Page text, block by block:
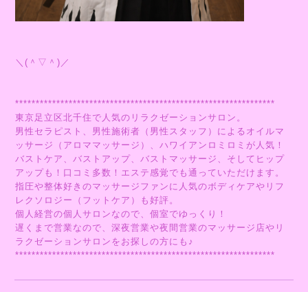
＼(＾▽＾)／
***************************************************************
東京足立区北千住で人気のリラクゼーションサロン。
男性セラピスト、男性施術者（男性スタッフ）によるオイルマ
ッサージ（アロママッサージ）、ハワイアンロミロミが人気！
バストケア、バストアップ、バストマッサージ、そしてヒップ
アップも！口コミ多数！エステ感覚でも通っていただけます。
指圧や整体好きのマッサージファンに人気のボディケアやリフ
レクソロジー（フットケア）も好評。
個人経営の個人サロンなので、個室でゆっくり！
遅くまで営業なので、深夜営業や夜間営業のマッサージ店やリ
ラクゼーションサロンをお探しの方にも♪
***************************************************************